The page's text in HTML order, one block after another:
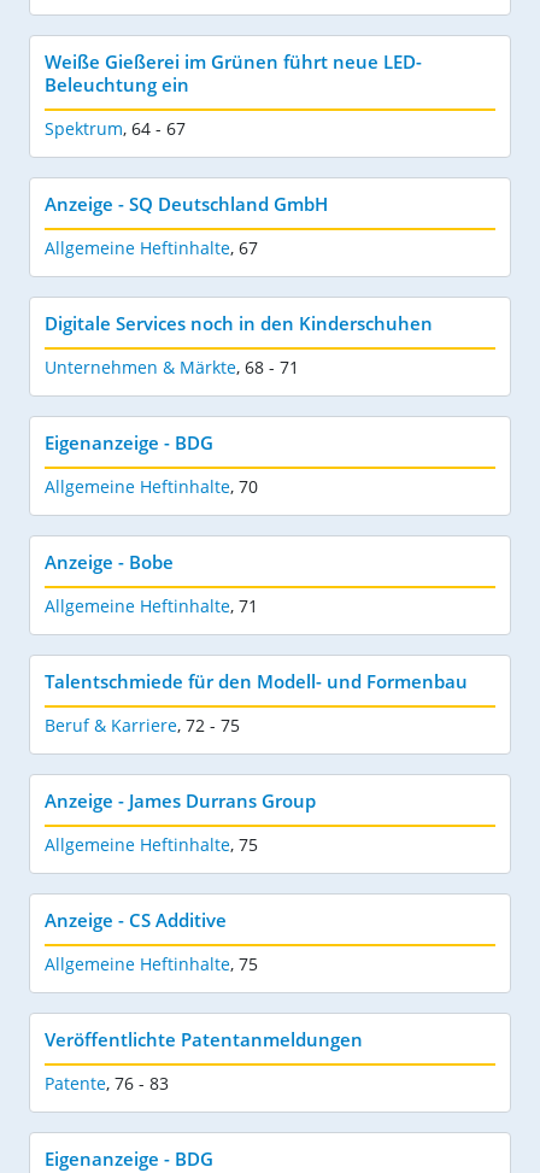
Weiße Gießerei im Grünen führt neue LED-
Beleuchtung ein
Spektrum, 64 - 67
Anzeige - SQ Deutschland GmbH
Allgemeine Heftinhalte, 67
Digitale Services noch in den Kinderschuhen
Unternehmen & Märkte, 68 - 71
Eigenanzeige - BDG
Allgemeine Heftinhalte, 70
Anzeige - Bobe
Allgemeine Heftinhalte, 71
Talentschmiede für den Modell- und Formenbau
Beruf & Karriere, 72 - 75
Anzeige - James Durrans Group
Allgemeine Heftinhalte, 75
Anzeige - CS Additive
Allgemeine Heftinhalte, 75
Veröffentlichte Patentanmeldungen
Patente, 76 - 83
Eigenanzeige - BDG